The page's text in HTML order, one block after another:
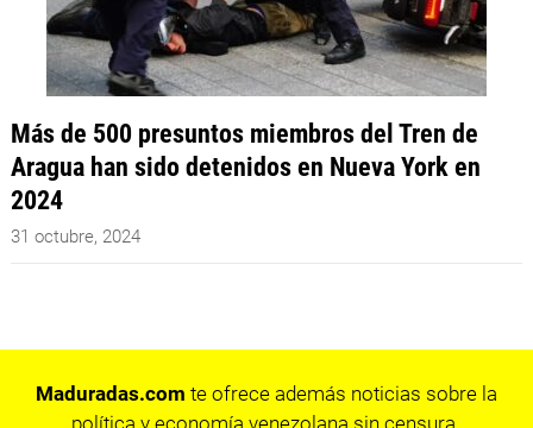
Más de 500 presuntos miembros del Tren de
Aragua han sido detenidos en Nueva York en
2024
31 octubre, 2024
Maduradas.com te ofrece además noticias sobre la